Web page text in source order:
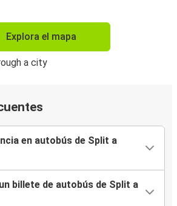
Explora el mapa
en autobús de Split a
billete de autobús de Split a